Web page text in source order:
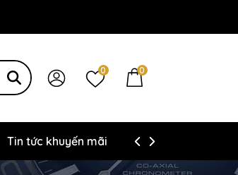
0 0
Tin tức khuyến mãi Thông tin liên hệ